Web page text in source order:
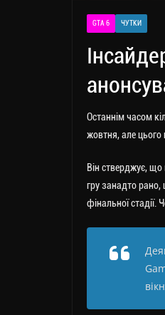
GTA 6 ЧУТКИ
Останнім часом
жовтня, але цього
Він стверджує,
гру занадто
фінальної